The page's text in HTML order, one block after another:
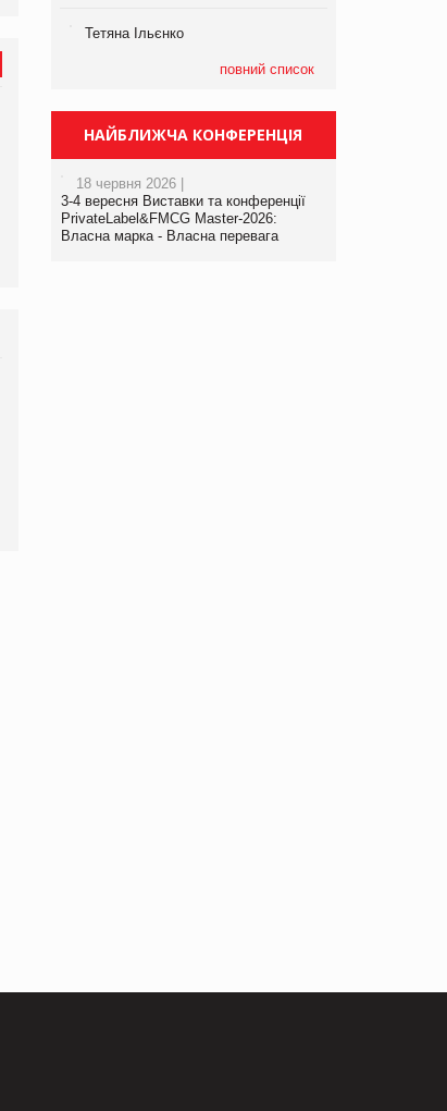
Олексій Логачов-Михайлов
департаменту з
виробництва
Яна Сараніна, директор
Тетяна Ільєнко
повний список
НАЙБЛИЖЧА КОНФЕРЕНЦІЯ
18 червня 2026 |
3-4 вересня Виставки та конференції
PrivateLabel&FMCG Master-2026:
Власна марка - Власна перевага